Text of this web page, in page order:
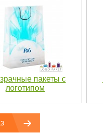
пакеты с
логотипом